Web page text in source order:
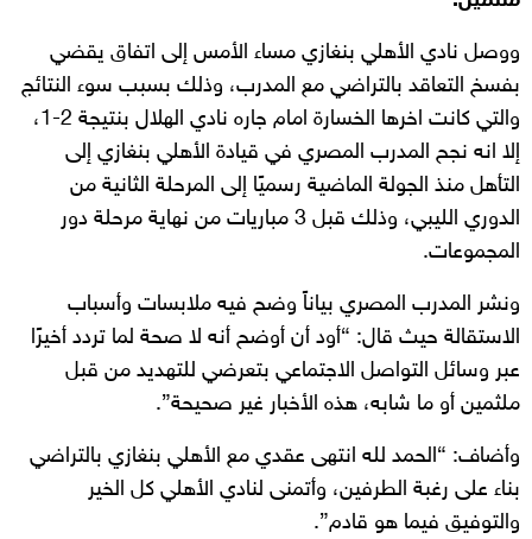
ووصل نادي الأهلي بنغازي مساء الأمس إلى اتفاق يقضي
بفسخ التعاقد بالتراضي مع المدرب، وذلك بسبب سوء النتائج
والتي كانت اخرها الخسارة امام جاره نادي الهلال بنتيجة 2-1،
إلا انه نجح المدرب المصري في قيادة الأهلي بنغازي إلى
التأهل منذ الجولة الماضية رسميًا إلى المرحلة الثانية من
الدوري الليبي، وذلك قبل 3 مباريات من نهاية مرحلة دور
المجموعات.
ونشر المدرب المصري بياناً وضح فيه ملابسات وأسباب
الاستقالة حيث قال: “أود أن أوضح أنه لا صحة لما تردد أخيرًا
عبر وسائل التواصل الاجتماعي بتعرضي للتهديد من قبل
ملثمين أو ما شابه، هذه الأخبار غير صحيحة”.
وأضاف: “الحمد لله انتهى عقدي مع الأهلي بنغازي بالتراضي
بناء على رغبة الطرفين، وأتمنى لنادي الأهلي كل الخير
والتوفيق فيما هو قادم”.